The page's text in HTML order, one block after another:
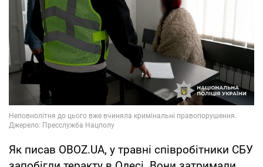
Як писав OBOZ.UA, у травні співробітники СБУ